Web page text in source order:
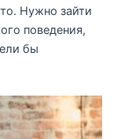
Нужно зайти
поведения,
бы